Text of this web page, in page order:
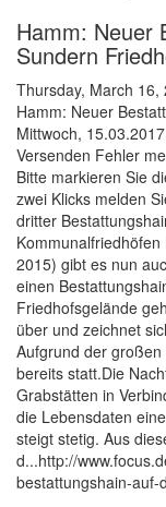
Hamm: Neuer
Sundern
Thursday, March 16,
Hamm: Neuer
Mittwoch,
Versenden Fehler
Bitte markieren Sie
zwei Klicks melden
dritter
2015) gibt es nun
einen
Friedhofsgelände
über und zeichnet
Aufgrund der
bereits statt.Die
Grabstätten in
die Lebensdaten
steigt stetig. Aus
d...http://
bestattungshain-